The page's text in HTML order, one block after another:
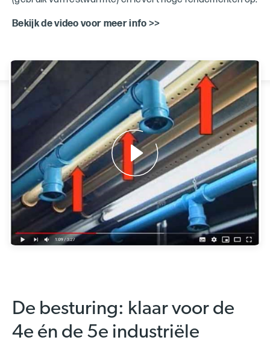
Bekijk de video voor meer info >>
De besturing: klaar voor de
4e én de 5e industriële